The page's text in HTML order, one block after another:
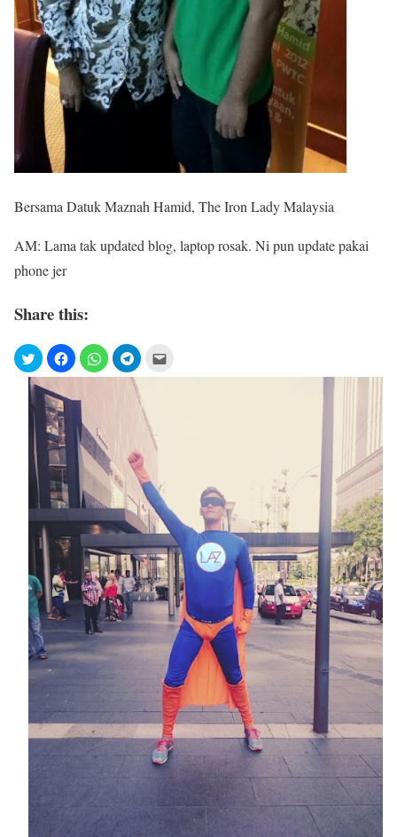
Bersama Datuk Maznah Hamid, The Iron Lady Malaysia
AM: Lama tak updated blog, laptop rosak. Ni pun update pakai
phone jer
Share this: